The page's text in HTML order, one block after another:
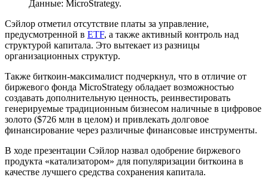
Данные: MicroStrategy.
Сэйлор отметил отсутствие платы за управление,
предусмотренной в ETF, а также активный контроль над
структурой капитала. Это вытекает из разницы
организационных структур.
Также биткоин-максималист подчеркнул, что в отличие от
биржевого фонда MicroStrategy обладает возможностью
создавать дополнительную ценность, реинвестировать
генерируемые традиционным бизнесом наличные в цифровое
золото ($726 млн в целом) и привлекать долговое
финансирование через различные финансовые инструменты.
В ходе презентации Сэйлор назвал одобрение биржевого
продукта «катализатором» для популяризации биткоина в
качестве лучшего средства сохранения капитала.